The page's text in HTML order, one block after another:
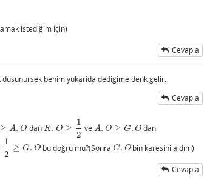
istediğim için)
Cevapla
dusunursek benim yukarida dedigime denk gelir.
Cevapla
≥ A. O
.O dan K . O ≥
1
2
K.O ≥1 2 veA. O ≥ G. O
A.O≥G.O dan
1
2
≥ G. O
12 ≥G .O bu doğru mu?(SonraG. O
G.O bin karesini aldım)
Cevapla